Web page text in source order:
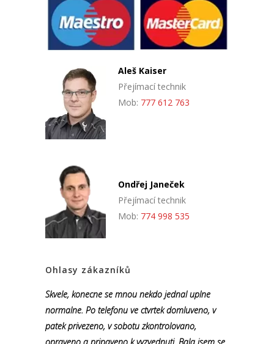
Aleš Kaiser
Přejímací technik
Mob: 777 612 763
Ondřej Janeček
Přejímací technik
Mob: 774 998 535
Ohlasy zákazníků
Skvele, konecne se mnou nekdo jednal uplne
normalne. Po telefonu ve ctvrtek domluveno, v
patek privezeno, v sobotu zkontrolovano,